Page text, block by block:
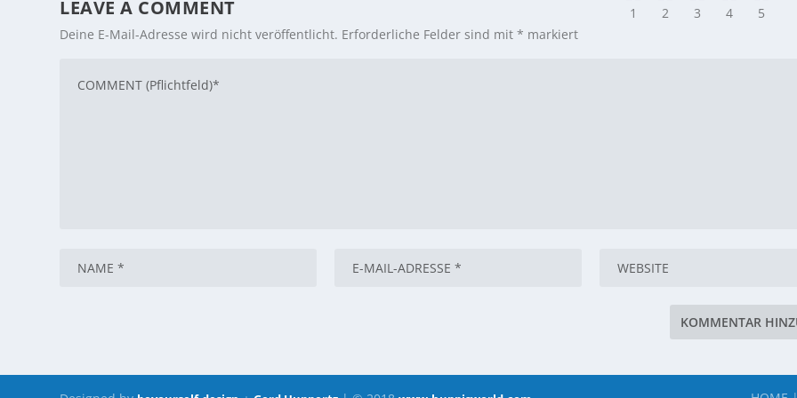
LEAVE A COMMENT
Deine E-Mail-Adresse wird nicht veröffentlicht. Erforderliche Felder sind mit* markiert